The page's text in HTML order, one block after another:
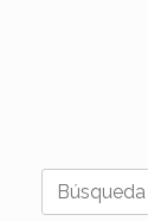
Buscar: